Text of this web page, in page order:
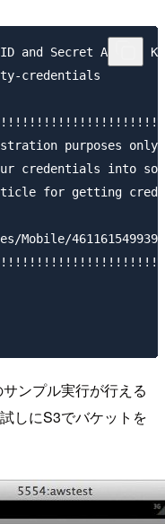
and Secret Access
credentials
purposes only.
credentials into
for getting
ンプル実行が行える
しにS3でバケットを